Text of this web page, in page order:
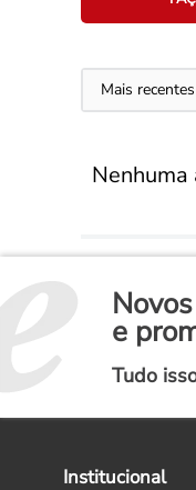
Mais recentes
Nenhuma
e
Tudo
Institucional